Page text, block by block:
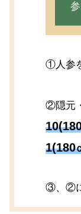
①人参
②隠元
1(180
③、②